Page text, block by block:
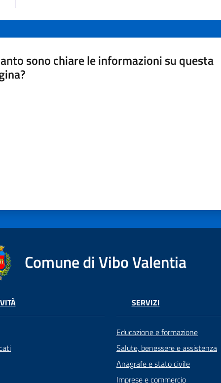
sono chiare le informazioni su questa
Comune di Vibo Valentia
SERVIZI
Educazione e formazione
Salute, benessere e assistenza
Anagrafe e stato civile
Imprese e commercio